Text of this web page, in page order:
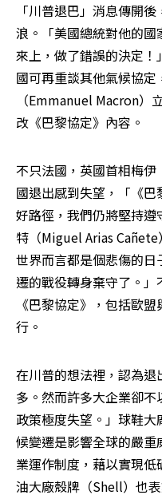
「川普退巴」消息傳開
浪。「美國總統對他的
來上，做了錯誤的決定
國可再重談其他氣候協
（Emmanuel Macron）
改《巴黎協定》內容。
不只法國，英國首相梅
國退出感到失望，「《
好路徑，我們仍將堅持
特（Miguel Arias
世界而言都是個悲傷的
遷的戰役轉身棄守了。
《巴黎協定》，包括歐
行。
在川普的想法裡，認為
多。然而許多大企業卻
政策極度失望。」球鞋
候變遷是影響全球的嚴
業運作制度，藉以實現
油大廠殼牌（Shell）也